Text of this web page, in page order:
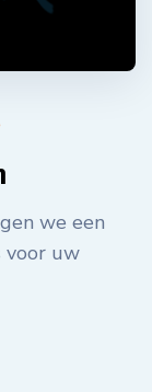
we een
voor uw